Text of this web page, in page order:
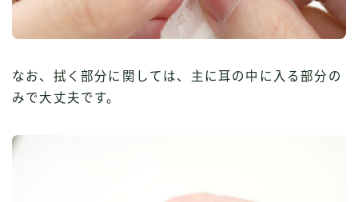
なお、拭く部分に関しては、主に耳の中に入る部分の
みで大丈夫です。